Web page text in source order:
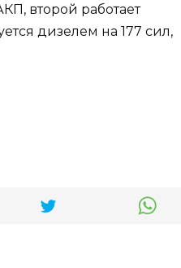
второй работает
дизелем на 177 сил,